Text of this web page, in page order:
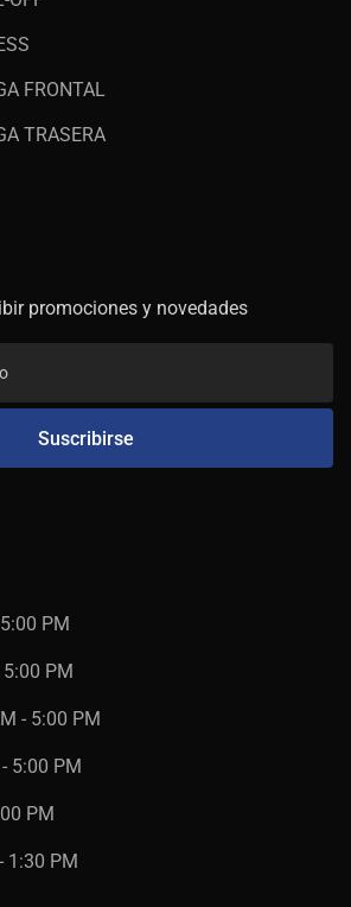
FRONTAL
TRASERA
promociones y novedades
PM
PM
- 5:00 PM
5:00 PM
PM
1:30 PM